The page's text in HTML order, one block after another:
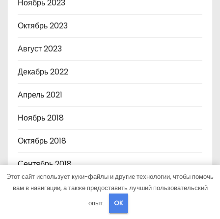
Ноябрь 2023
Октябрь 2023
Август 2023
Декабрь 2022
Апрель 2021
Ноябрь 2018
Октябрь 2018
Сентябрь 2018
Август 2018
Этот сайт использует куки-файлы и другие технологии, чтобы помочь
вам в навигации, а также предоставить лучший пользовательский
опыт.
OK